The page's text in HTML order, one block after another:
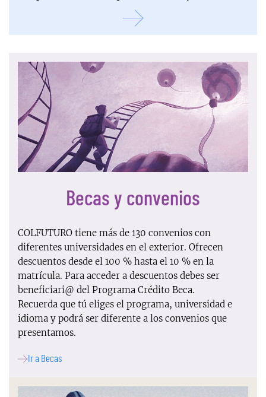
Más información
Becas y convenios
COLFUTURO tiene más de 130 convenios con
diferentes universidades en el exterior. Ofrecen
descuentos desde el 100 % hasta el 10 % en la
matrícula. Para acceder a descuentos debes ser
beneficiari@ del Programa Crédito Beca.
Recuerda que tú eliges el programa, universidad e
idioma y podrá ser diferente a los convenios que
presentamos.
Ir a Becas